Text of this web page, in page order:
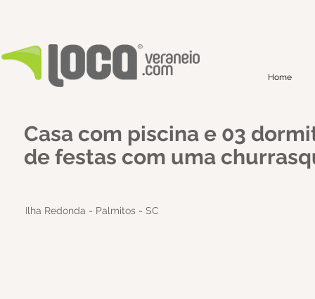
Home
Casa com piscina e 03
de festas com uma
Ilha Redonda - Palmitos - SC